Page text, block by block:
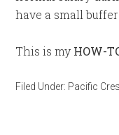
have a small
This is my HOW-
Filed Under: Pacific